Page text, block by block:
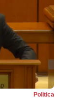
Politica